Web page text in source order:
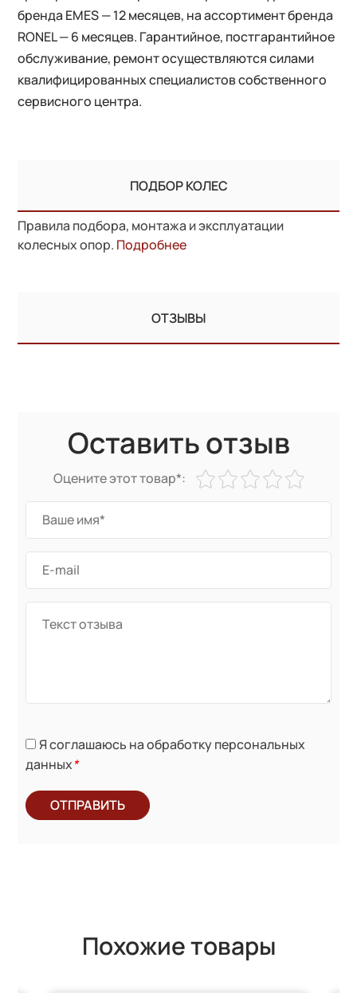
бренда EMES — 12 месяцев, на ассортимент бренда
RONEL — 6 месяцев. Гарантийное, постгарантийное
обслуживание, ремонт осуществляются силами
квалифицированных специалистов собственного
сервисного центра.
ПОДБОР КОЛЕС
Правила подбора, монтажа и эксплуатации
колесных опор. Подробнее
ОТЗЫВЫ
Оставить отзыв
Оцените этот товар*:
Я соглашаюсь на обработку персональных
данных*
ОТПРАВИТЬ
Похожие товары